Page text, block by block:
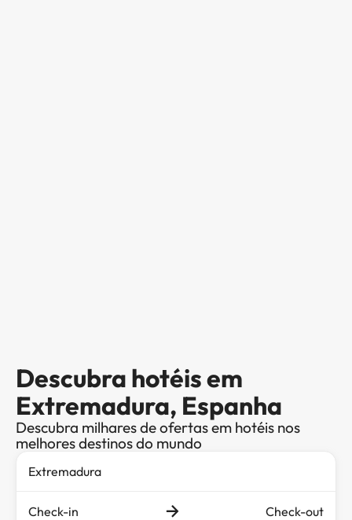
Descubra hotéis em
Extremadura, Espanha
Descubra milhares de ofertas em hotéis nos
melhores destinos do mundo
Check-in Check-out